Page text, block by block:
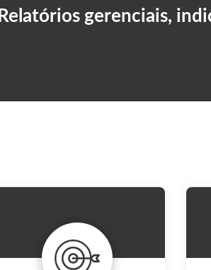
Relatórios gerenciais,